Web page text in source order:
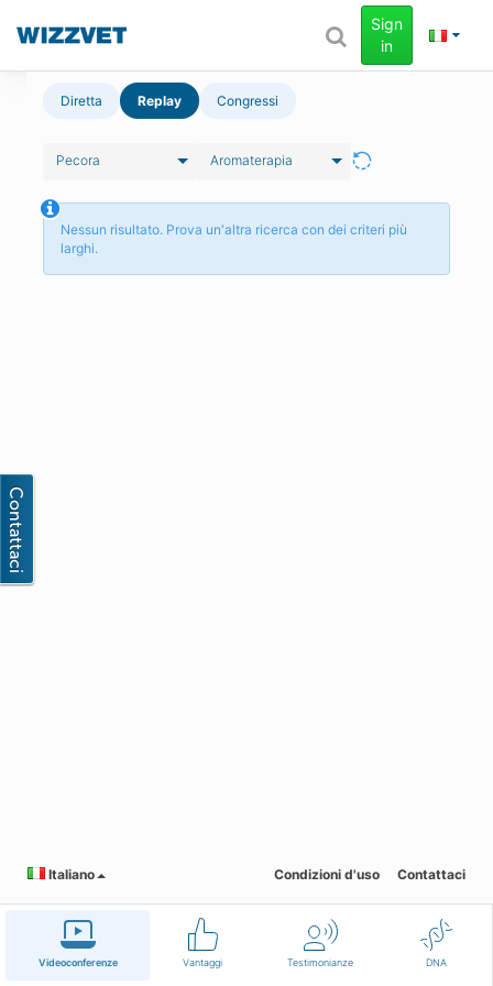
Videoconferenze Vantaggi Testimonianze DNA
Sign
in
Diretta Replay Congressi
Pecora Aromaterapia
Nessun risultato. Prova un'altra ricerca con dei criteri più
larghi.
Italiano Condizioni d'uso Contattaci